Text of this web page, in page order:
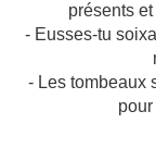
présents
- Eusses-tu
- Les tombeaux